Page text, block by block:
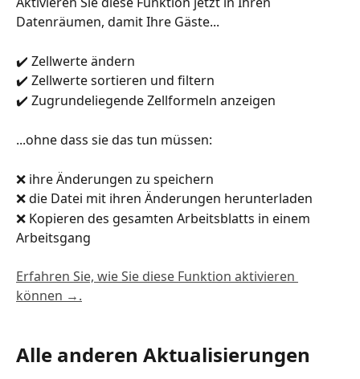
Datenräumen, damit Ihre Gäste...
✔️ Zellwerte ändern
✔️ Zellwerte sortieren und filtern
✔️ Zugrundeliegende Zellformeln anzeigen
...ohne dass sie das tun müssen:
❌ ihre Änderungen zu speichern
❌ die Datei mit ihren Änderungen herunterladen
❌ Kopieren des gesamten Arbeitsblatts in einem
Arbeitsgang
Erfahren Sie, wie Sie diese Funktion aktivieren
können →.
Alle anderen Aktualisierungen